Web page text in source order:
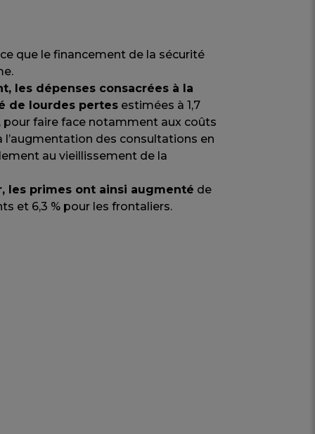
que le financement de la sécurité
les dépenses consacrées à la
de lourdes pertes estimées à 1,7
pour faire face notamment aux coûts
l’augmentation des consultations en
au vieillissement de la
les primes ont ainsi augmenté de
et 6,3 % pour les frontaliers.